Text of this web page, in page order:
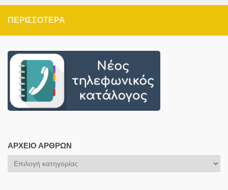
ΠΕΡΙΣΣΌΤΕΡΑ
ΑΡΧΕΊΟ ΆΡΘΡΩΝ
Αρχείο
Άρθρων